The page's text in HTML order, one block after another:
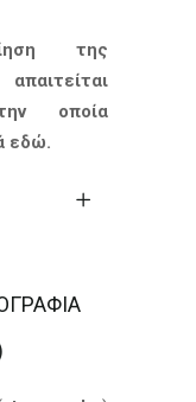
της
οποία
εδώ.